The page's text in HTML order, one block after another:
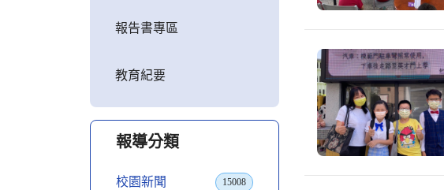
報告書專區
教育紀要
報導分類
校園新聞 15008